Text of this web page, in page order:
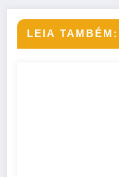
LEIA TAMBÉM: